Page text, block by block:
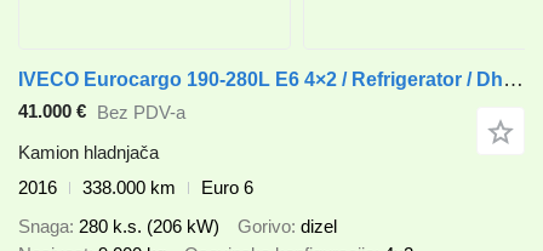
IVECO Eurocargo 190-280L E6 4×2 / Refrigerator / Dhollandia DHSM.20 ta
41.000 € Bez PDV-a
Kamion hladnjača
2016
338.000 km
Euro 6
Snaga 280 k.s. (206 kW) Gorivo dizel